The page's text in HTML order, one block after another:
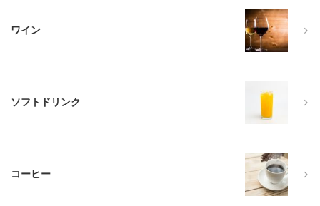
ワイン
ソフトドリンク
コーヒー